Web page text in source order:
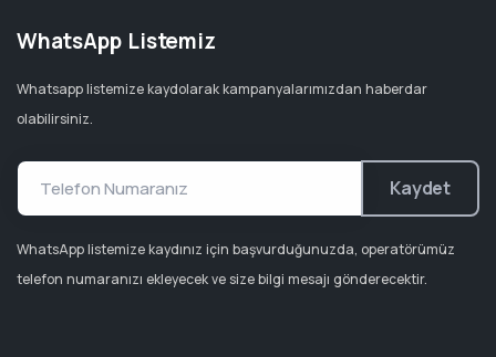
WhatsApp Listemiz
Whatsapp listemize kaydolarak kampanyalarımızdan haberdar
olabilirsiniz.
Kaydet
WhatsApp listemize kaydınız için başvurduğunuzda, operatörümüz
telefon numaranızı ekleyecek ve size bilgi mesajı gönderecektir.